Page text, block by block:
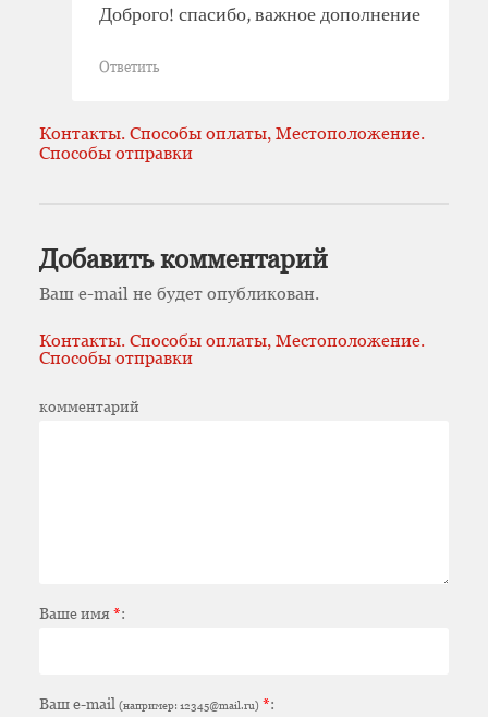
Доброго! спасибо, важное дополнение
Ответить
Контакты. Способы оплаты, Местоположение.
Способы отправки
Добавить комментарий
Ваш e-mail не будет опубликован.
Контакты. Способы оплаты, Местоположение.
Способы отправки
комментарий
Ваше имя*:
Ваш e-mail (например: 12345@mail.ru) *: